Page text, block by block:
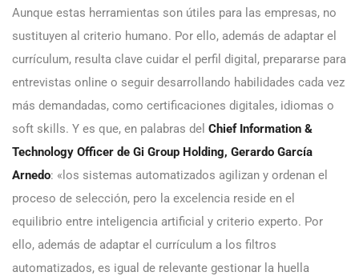
Aunque estas herramientas son útiles para las empresas, no
sustituyen al criterio humano. Por ello, además de adaptar el
currículum, resulta clave cuidar el perfil digital, prepararse para
entrevistas online o seguir desarrollando habilidades cada vez
más demandadas, como certificaciones digitales, idiomas o
soft skills. Y es que, en palabras del Chief Information &
Technology Officer de Gi Group Holding, Gerardo García
Arnedo: «los sistemas automatizados agilizan y ordenan el
proceso de selección, pero la excelencia reside en el
equilibrio entre inteligencia artificial y criterio experto. Por
ello, además de adaptar el currículum a los filtros
automatizados, es igual de relevante gestionar la huella